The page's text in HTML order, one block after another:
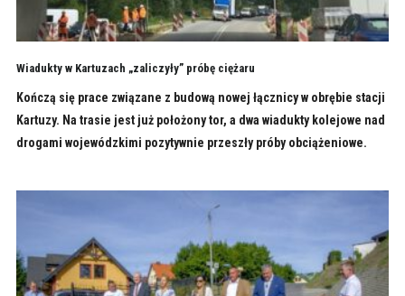
Wiadukty w Kartuzach „zaliczyły” próbę ciężaru
Kończą się prace związane z budową nowej łącznicy w obrębie stacji
Kartuzy. Na trasie jest już położony tor, a dwa wiadukty kolejowe nad
drogami wojewódzkimi pozytywnie przeszły próby obciążeniowe.